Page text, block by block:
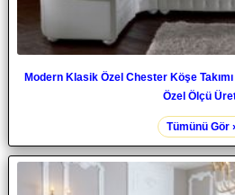
Modern Klasik Özel Chester Köşe
Özel Ölçü
Tümünü Gör